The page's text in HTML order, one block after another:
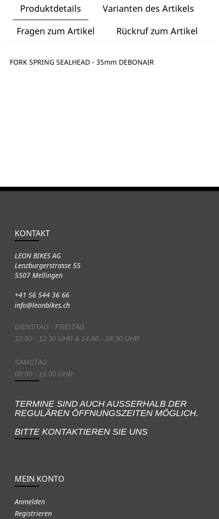
Produktdetails
Varianten des Artikels
Fragen zum Artikel
Rückruf zum Artikel
FORK SPRING SEALHEAD - 35mm DEBONAIR
KONTAKT
LEON BIKES AG
Lenzburgerstrasse 55
5507 Mellingen
+41 56 544 36 66
info@leonbikes.ch
DIENSTAG - FREITAG
10:00 - 12:30 UHR & 14:00 - 18:30 UHR
SAMSTAG
09:00 - 15:00 UHR
TERMINE SIND AUCH AUSSERHALB DER
REGULÄREN ÖFFNUNGSZEITEN MÖGLICH.
BITTE KONTAKTIEREN SIE UNS
MEIN KONTO
Anmelden
Registrieren